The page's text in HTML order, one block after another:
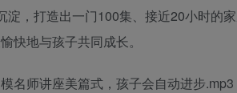
淀，打造出一门100集、接近20小时的
快地与孩子共同成长。
名师讲座美篇式，孩子会自动进步.mp3